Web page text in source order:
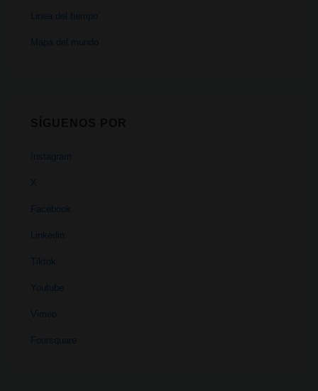
Linea del tiempo
Mapa del mundo
Instagram
X
Facebook
Linkedin
Tiktok
Youtube
Vimeo
Foursquare